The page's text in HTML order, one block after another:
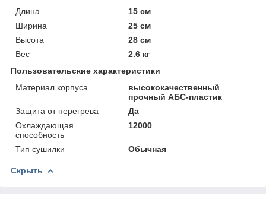
Длина
15 см
Ширина
25 см
Высота
28 см
Вес
2.6 кг
Пользовательские характеристики
Материал корпуса
высококачественный
прочный АБС-пластик
Защита от перегрева
Да
Охлаждающая
способность
12000
Тип сушилки Обычная
Скрыть